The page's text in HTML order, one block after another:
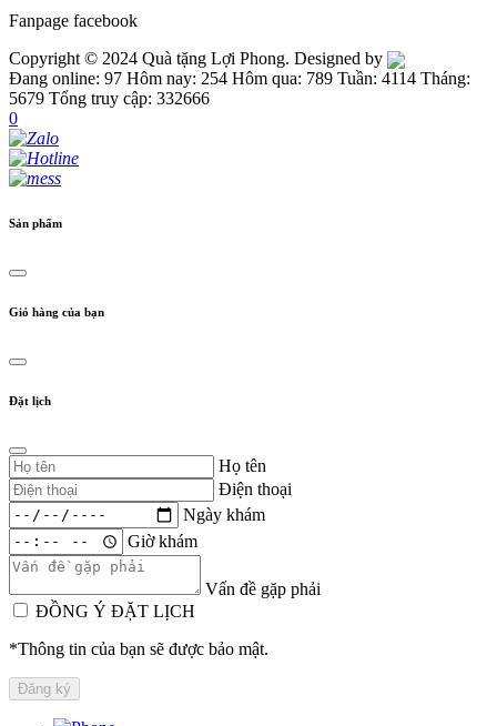
Fanpage facebook
Copyright © 2024 Quà tặng Lợi Phong. Designed by
Đang online: 97 Hôm nay: 254 Hôm qua: 789 Tuần: 4114 Tháng:
5679 Tổng truy cập: 332666
0
Sản phẩm
Giỏ hàng của bạn
Đặt lịch
Họ tên
Điện thoại
Ngày khám
Giờ khám
Vấn đề gặp phải
ĐỒNG Ý ĐẶT LỊCH
*Thông tin của bạn sẽ được bảo mật.